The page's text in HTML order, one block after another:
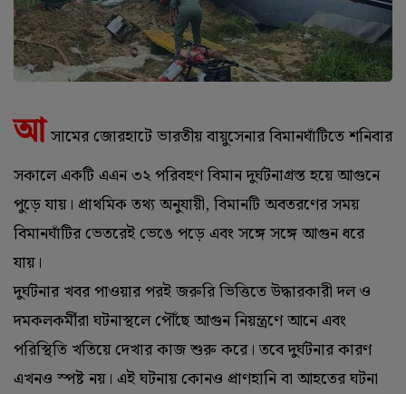
আ সামের জোরহাটে ভারতীয় বায়ুসেনার বিমানঘাঁটিতে শনিবার
সকালে একটি এএন ৩২ পরিবহণ বিমান দুর্ঘটনাগ্রস্ত হয়ে আগুনে
পুড়ে যায়। প্রাথমিক তথ্য অনুযায়ী, বিমানটি অবতরণের সময়
বিমানঘাঁটির ভেতরেই ভেঙে পড়ে এবং সঙ্গে সঙ্গে আগুন ধরে
যায়।
দুর্ঘটনার খবর পাওয়ার পরই জরুরি ভিত্তিতে উদ্ধারকারী দল ও
দমকলকর্মীরা ঘটনাস্থলে পৌঁছে আগুন নিয়ন্ত্রণে আনে এবং
পরিস্থিতি খতিয়ে দেখার কাজ শুরু করে। তবে দুর্ঘটনার কারণ
এখনও স্পষ্ট নয়। এই ঘটনায় কোনও প্রাণহানি বা আহতের ঘটনা